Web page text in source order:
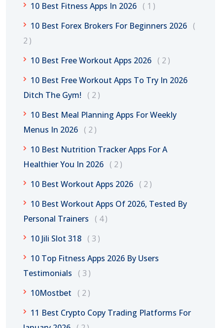
10 Best Fitness Apps In 2026
1
10 Best Forex Brokers For Beginners 2026
2
10 Best Free Workout Apps 2026
2
10 Best Free Workout Apps To Try In 2026
Ditch The Gym!
2
10 Best Meal Planning Apps For Weekly
Menus In 2026
2
10 Best Nutrition Tracker Apps For A
Healthier You In 2026
2
10 Best Workout Apps 2026
2
10 Best Workout Apps Of 2026, Tested By
Personal Trainers
4
10 Jili Slot 318
3
10 Top Fitness Apps 2026 By Users
Testimonials
3
10Mostbet
2
11 Best Crypto Copy Trading Platforms For